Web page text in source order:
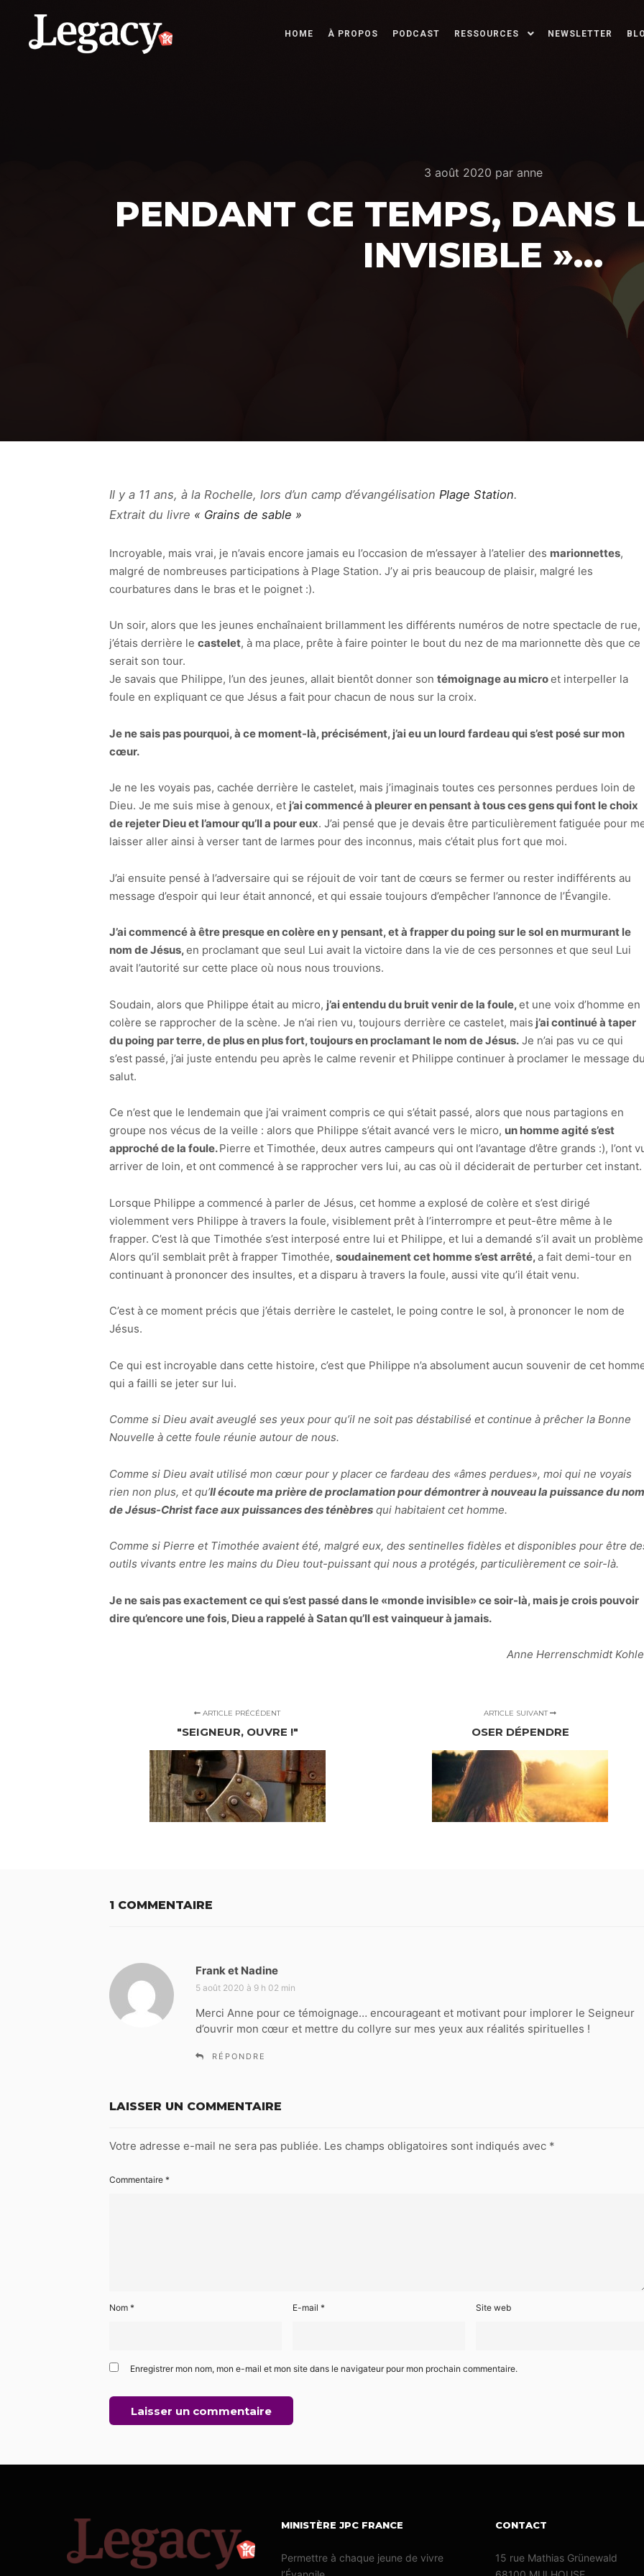
HOME À PROPOS PODCAST RESSOURCES NEWSLETTER
3 août 2020 par anne
PENDANT CE TEMPS, DANS
INVISIBLE »…
Il y a 11 ans, à la Rochelle, lors d’un camp d’évangélisation Plage Station.
Extrait du livre « Grains de sable »
Incroyable, mais vrai, je n’avais encore jamais eu l’occasion de m’essayer à l’atelier des marionnettes,
malgré de nombreuses participations à Plage Station. J’y ai pris beaucoup de plaisir, malgré les
courbatures dans le bras et le poignet :).
Un soir, alors que les jeunes enchaînaient brillamment les différents numéros de notre spectacle de rue,
j’étais derrière le castelet, à ma place, prête à faire pointer le bout du nez de ma marionnette dès que ce
serait son tour.
Je savais que Philippe, l’un des jeunes, allait bientôt donner son témoignage au microet interpeller la
foule en expliquant ce que Jésus a fait pour chacun de nous sur la croix.
Je ne sais pas pourquoi, à ce moment-là, précisément, j’ai eu un lourd fardeau qui s’est posé sur mon
cœur.
Je ne les voyais pas, cachée derrière le castelet, mais j’imaginais toutes ces personnes perdues loin de
Dieu. Je me suis mise à genoux, et j’ai commencé à pleurer en pensant à tous ces gens qui font le choix
de rejeter Dieu et l’amour qu’Il a pour eux. J’ai pensé que je devais être particulièrement fatiguée pour
laisser aller ainsi à verser tant de larmes pour des inconnus, mais c’était plus fort que moi.
J’ai ensuite pensé à l’adversaire qui se réjouit de voir tant de cœurs se fermer ou rester indifférents au
message d’espoir qui leur était annoncé, et qui essaie toujours d’empêcher l’annonce de l’Évangile.
J’ai commencé à être presque en colère en y pensant, et à frapper du poing sur le sol en murmurant le
nom de Jésus,en proclamant que seul Lui avait la victoire dans la vie de ces personnes et que seul Lui
avait l’autorité sur cette place où nous nous trouvions.
Soudain, alors que Philippe était au micro, j’ai entendu du bruit venir de la foule,et une voix d’homme en
colère se rapprocher de la scène. Je n’ai rien vu, toujours derrière ce castelet, mais j’ai continué à taper
du poing par terre, de plus en plus fort, toujours en proclamant le nom de Jésus. Je n’ai pas vu ce qui
s’est passé, j’ai juste entendu peu après le calme revenir et Philippe continuer à proclamer le message
salut.
Ce n’est que le lendemain que j’ai vraiment compris ce qui s’était passé, alors que nous partagions en
groupe nos vécus de la veille : alors que Philippe s’était avancé vers le micro, un homme agité s’est
approché de la foule.Pierre et Timothée, deux autres campeurs qui ont l’avantage d’être grands :), l’ont
arriver de loin, et ont commencé à se rapprocher vers lui, au cas où il déciderait de perturber cet instant.
Lorsque Philippe a commencé à parler de Jésus, cet homme a explosé de colère et s’est dirigé
violemment vers Philippe à travers la foule, visiblement prêt à l’interrompre et peut-être même à le
frapper. C’est là que Timothée s’est interposé entre lui et Philippe, et lui a demandé s’il avait un
Alors qu’il semblait prêt à frapper Timothée, soudainement cet homme s’est arrêté,a fait demi-tour en
continuant à prononcer des insultes, et a disparu à travers la foule, aussi vite qu’il était venu.
C’est à ce moment précis que j’étais derrière le castelet, le poing contre le sol, à prononcer le nom de
Jésus.
Ce qui est incroyable dans cette histoire, c’est que Philippe n’a absolument aucun souvenir de cet
qui a failli se jeter sur lui.
Comme si Dieu avait aveuglé ses yeux pour qu’il ne soit pas déstabilisé et continue à prêcher la Bonne
Nouvelle à cette foule réunie autour de nous.
Comme si Dieu avait utilisé mon cœur pour y placer ce fardeau des «âmes perdues», moi qui ne voyais
rien non plus, et qu’Il écoute ma prière de proclamation pour démontrer à nouveau la puissance du nom
de Jésus-Christ face aux puissances des ténèbres qui habitaient cet homme.
Comme si Pierre et Timothée avaient été, malgré eux, des sentinelles fidèles et disponibles pour être
outils vivants entre les mains du Dieu tout-puissant qui nous a protégés, particulièrement ce soir-là.
Je ne sais pas exactement ce qui s’est passé dans le «monde invisible» ce soir-là, mais je crois pouvoir
dire qu’encore une fois, Dieu a rappelé à Satan qu’Il est vainqueur à jamais.
Anne Herrenschmidt
ARTICLE PRÉCÉDENT
"SEIGNEUR, OUVRE !"
ARTICLE SUIVANT
OSER DÉPENDRE
1 COMMENTAIRE
Frank et Nadine
:
5 août 2020 à 9 h 02 min
Merci Anne pour ce témoignage… encourageant et motivant pour implorer le Seigneur
d’ouvrir mon cœur et mettre du collyre sur mes yeux aux réalités spirituelles !
RÉPONDRE
LAISSER UN COMMENTAIRE
Votre adresse e-mail ne sera pas publiée. Les champs obligatoires sont indiqués avec *
Commentaire *
Nom * E-mail * Site web
Enregistrer mon nom, mon e-mail et mon site dans le navigateur pour mon prochain commentaire.
MINISTÈRE JPC FRANCE
Permettre à chaque jeune de vivre
CONTACT
15 rue Mathias Grünewald